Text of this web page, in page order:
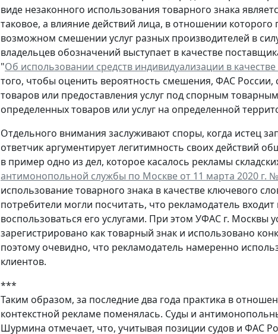
виде незаконного использования товарного знака
таковое, а влияние действий лица, в отношении
возможном смешении услуг разных производителей в
владельцев обозначений выступает в качестве
"Об использовании средств индивидуализации в
того, чтобы оценить вероятность смешения, ФАС
товаров или предоставления услуг под спорным
определенных товаров или услуг на определенной
Отдельного внимания заслуживают споры, когда истец
ответчик аргументирует легитимность своих действий
в пример одно из дел, которое касалось рекламы
антимонопольной службы по Москве от 11 марта 2020 г.
использование товарного знака в качестве ключевого
потребители могли посчитать, что рекламодатель
воспользоваться его услугами. При этом УФАС г. Москвы
зарегистрировано как товарный знак и использовано
поэтому очевидно, что рекламодатель намеренно
клиентов.
***
Таким образом, за последние два года практика в
контекстной рекламе поменялась. Суды и
Шурмина отмечает, что, учитывая позиции судов и ФАС